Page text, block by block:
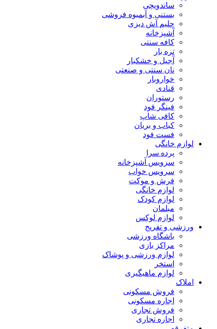
ساندویچی
بستنی و آبمیوه فروشی
حلیم آش دیزی
آشپزخانه
کافه سنتی
تره بار
آجیل و خشکبار
نان سنتی و صنعتی
خواروبار
قنادی
رستوران
فینگر فود
کافی شاپ
کباب و بریان
فست فود
لوازم خانگی
پرده سرا
سرویس آشپزخانه
سرویس خواب
فرش و موکت
لوازم خانگی
لوازم کودک
مبلمان
لوازم لوکس
ورزشی و تفریح
باشگاه ورزشی
مراکز بازی
لوازم ورزشی و پوشاک
استخر
لوازم ماهیگیری
املاک
فروش مسکونی
اجاره مسکونی
فروش تجاری
اجاره تجاری